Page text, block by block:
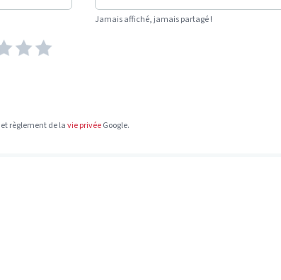
Jamais affiché, jamais partagé !
et règlement de lavie privéeGoogle.